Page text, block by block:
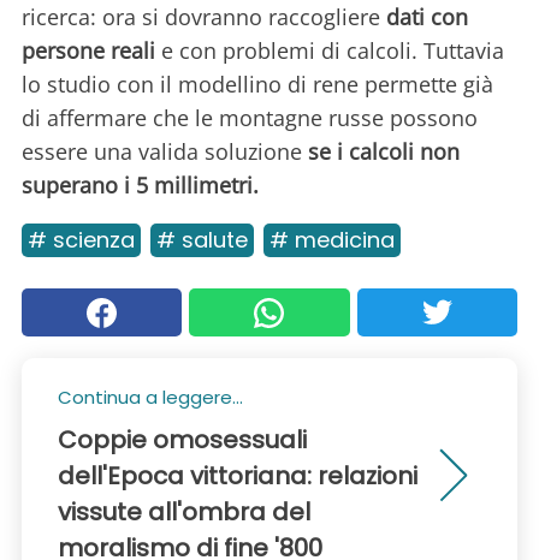
ricerca: ora si dovranno raccogliere dati con
persone reali e con problemi di calcoli. Tuttavia
lo studio con il modellino di rene permette già
di affermare che le montagne russe possono
essere una valida soluzione se i calcoli non
superano i 5 millimetri.
# scienza # salute # medicina
Continua a leggere...
Coppie omosessuali
dell'Epoca vittoriana: relazioni
vissute all'ombra del
moralismo di fine '800